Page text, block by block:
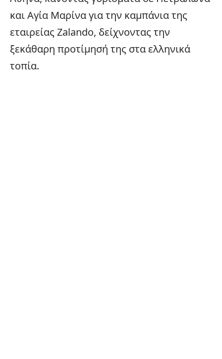
και Αγία Μαρίνα για την καμπάνια της
εταιρείας Zalando, δείχνοντας την
ξεκάθαρη προτίμησή της στα ελληνικά
τοπία.